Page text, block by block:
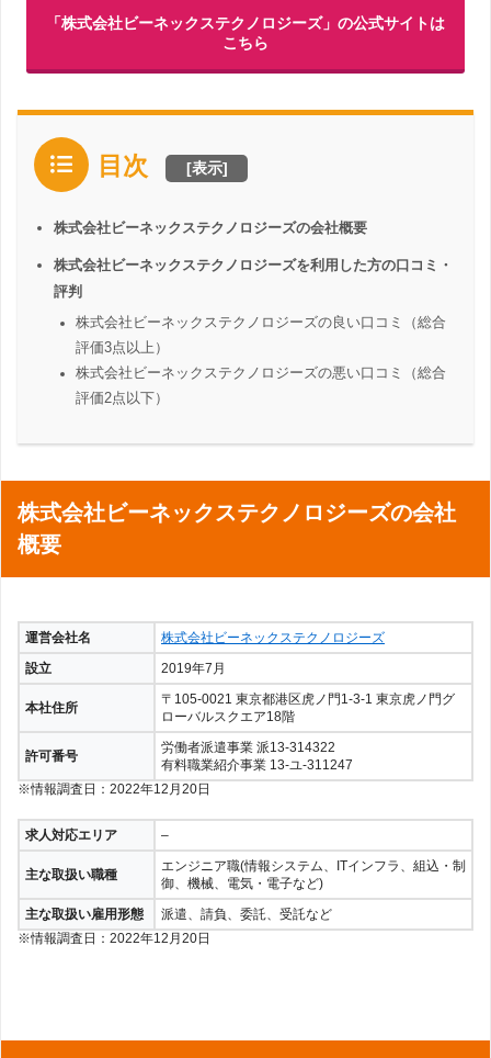
「株式会社ビーネックステクノロジーズ」の公式サイトは
こちら
目次 [表示]
株式会社ビーネックステクノロジーズの会社概要
株式会社ビーネックステクノロジーズを利用した方の口コミ・
評判
株式会社ビーネックステクノロジーズの良い口コミ（総合
評価3点以上）
株式会社ビーネックステクノロジーズの悪い口コミ（総合
評価2点以下）
株式会社ビーネックステクノロジーズの会社
概要
運営会社名
株式会社ビーネックステクノロジーズ
設立
2019年7月
本社住所
〒105-0021 東京都港区虎ノ門1-3-1 東京虎ノ門グ
ローバルスクエア18階
許可番号
労働者派遣事業 派13-314322
有料職業紹介事業 13-ユ-311247
※情報調査日：2022年12月20日
求人対応エリア –
主な取扱い職種
エンジニア職(情報システム、ITインフラ、組込・制
御、機械、電気・電子など)
主な取扱い雇用形態
派遣、請負、委託、受託など
※情報調査日：2022年12月20日